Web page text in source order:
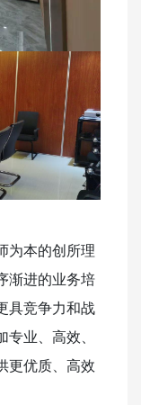
为本的创所理
渐进的业务培
具竞争力和战
业、高效、
更优质、高效